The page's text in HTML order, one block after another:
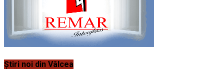
Știri noi din Vâlcea